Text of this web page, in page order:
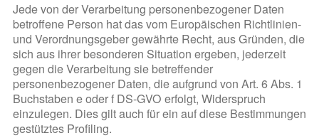
Jede von der Verarbeitung personenbezogener Daten
betroffene Person hat das vom Europäischen Richtlinien-
und Verordnungsgeber gewährte Recht, aus Gründen, die
sich aus ihrer besonderen Situation ergeben, jederzeit
gegen die Verarbeitung sie betreffender
personenbezogener Daten, die aufgrund von Art. 6 Abs. 1
Buchstaben e oder f DS-GVO erfolgt, Widerspruch
einzulegen. Dies gilt auch für ein auf diese Bestimmungen
gestütztes Profiling.